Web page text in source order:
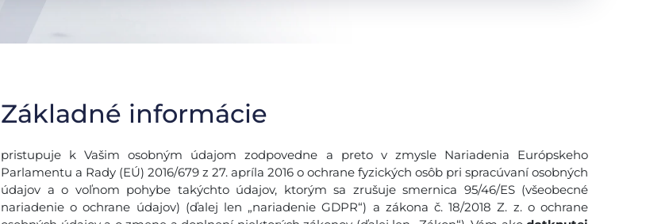
Základné informácie
pristupuje k Vašim osobným údajom zodpovedne a preto v zmysle Nariadenia Európskeho
Parlamentu a Rady (EÚ) 2016/679 z 27. apríla 2016 o ochrane fyzických osôb pri spracúvaní osobných
údajov a o voľnom pohybe takýchto údajov, ktorým sa zrušuje smernica 95/46/ES (všeobecné
nariadenie o ochrane údajov) (ďalej len „nariadenie GDPR“) a zákona č. 18/2018 Z. z. o ochrane